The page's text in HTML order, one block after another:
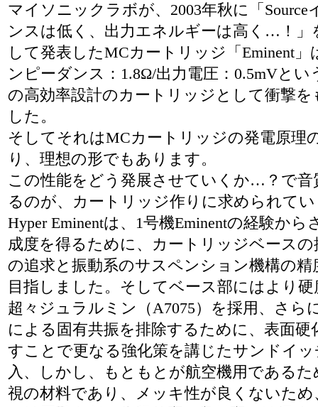
マイソニックラボが、2003年秋に「Source
ンスは低く、出力エネルギーは高く…！」
して発表したMCカートリッジ「Eminent」
ンピーダンス：1.8Ω/出力電圧：0.5mVとい
の高効率設計のカートリッジとして衝撃
した。
そしてそれはMCカートリッジの発電原理
り、理想の形でもあります。
この性能をどう発展させていくか…？で音
るのが、カートリッジ作りに求められて
Hyper Eminentは、1号機Eminentの経験から
成度を得るために、カートリッジベースの
の追求と振動系のサスペンション機構の精
目指しました。そしてベース部にはより
超々ジュラルミン（A7075）を採用、さら
による固有共振を排除するために、表面硬
すことで更なる強化策を講じたサンドイ
入、しかし、もともとが航空機用であるた
視の材料であり、メッキ性が良くないため